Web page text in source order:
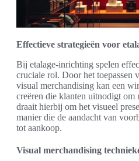
Effectieve strategieën voor
Bij etalage-inrichting spelen
cruciale rol. Door het toepassen
visual merchandising kan een
creëren die klanten uitnodigt om
draait hierbij om het visueel
manier die de aandacht van
tot aankoop.
Visual merchandising